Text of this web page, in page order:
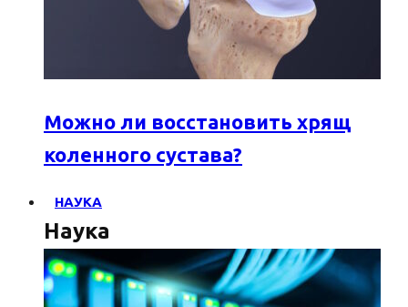
Можно ли восстановить хрящ
коленного сустава?
НАУКА
Наука